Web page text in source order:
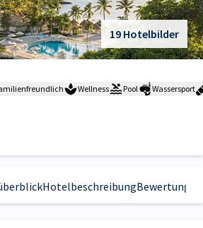
19 Hotelbilder
Wellness Pool Wassersport
HotelbeschreibungBewertungen